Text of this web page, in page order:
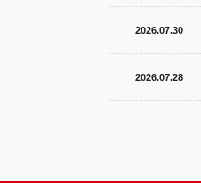
2026.07.30
2026.07.28